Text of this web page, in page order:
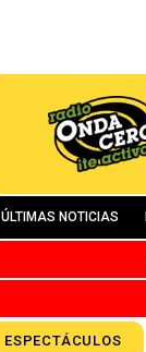
ÚLTIMAS NOTICIAS
ESPECTÁCULOS